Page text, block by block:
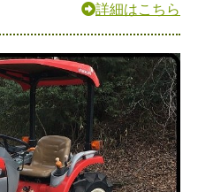
詳細はこちら